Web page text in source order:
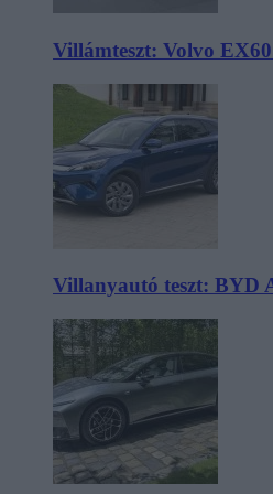
Villámteszt: Volvo
Villanyautó teszt: BYD